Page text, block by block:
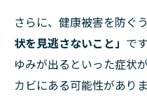
さらに、健康被害を防ぐ
状を見逃さないこと」 で
ゆみが出るといった症状
カビにある可能性があり